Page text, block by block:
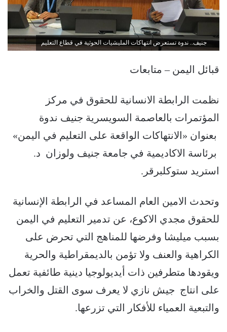
جنيف.. ندوة تستعرض انتهاكات المليشيات الحوثية في قطاع التعليم
قبائل اليمن – متابعات
نظمت الرابطة الانسانية للحقوق في مركز
المؤتمرات بالعاصمة السويسرية جنيف ندوة
بعنوان «الانتهاكات الواقعة على التعليم في اليمن»
برئاسة الاكاديمية في جامعة جنيف ولوزان د.
استريد ستوكلبرقر.
وتحدث الامين العام المساعد في الرابطة الإنسانية
للحقوق مجدي الاكوع، عن تدمير التعليم في اليمن
بسبب ميليشا وفرضها للمناهج التي تحرض على
الكراهية والعنف ولا تؤمن بالديمقراطية والحرية
ويقودها متطرفين ذات أيديولوجيا دينية طائفية تعمل
على انتاج جيش نازي لا يعرف سوى القتل والخراب
والتبعية العمياء للأفكار التي تزرعها.